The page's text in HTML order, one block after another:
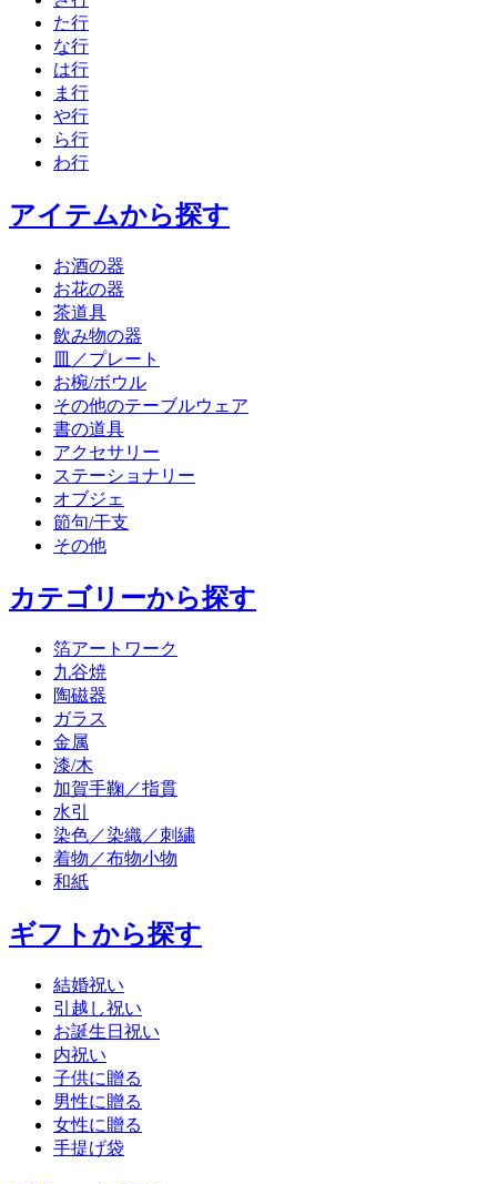
た行
な行
は行
ま行
や行
ら行
わ行
アイテムから探す
お酒の器
お花の器
茶道具
飲み物の器
皿／プレート
お椀/ボウル
その他のテーブルウェア
書の道具
アクセサリー
ステーショナリー
オブジェ
節句/干支
その他
カテゴリーから探す
箔アートワーク
九谷焼
陶磁器
ガラス
金属
漆/木
加賀手鞠／指貫
水引
染色／染織／刺繍
着物／布物小物
和紙
ギフトから探す
結婚祝い
引越し祝い
お誕生日祝い
内祝い
子供に贈る
男性に贈る
女性に贈る
手提げ袋